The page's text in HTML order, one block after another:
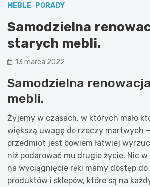
MEBLE PORADY
Samodzielna
starych mebli.
13 marca 2022
Samodzielna
mebli.
Żyjemy w czasach, w których mało
większą uwagę do rzeczy martwych
przedmiot jest bowiem łatwiej
niż podarować mu drugie życie. Nic
na wyciągnięcie ręki mamy dostęp
produktów i sklepów, które są na